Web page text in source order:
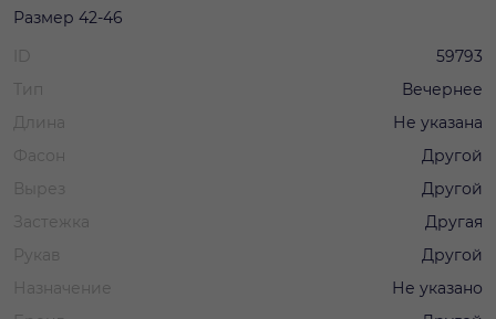
Размер 42-46
ID
59793
Тип
Вечернее
Длина
Не указана
Фасон
Другой
Вырез
Другой
Застежка
Другая
Рукав
Другой
Назначение
Не указано